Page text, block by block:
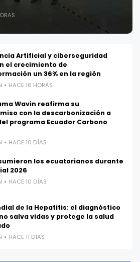
Artificial y ciberseguridad
el crecimiento de
un 36% en la región
HACE 16 HORAS
Wavin reafirma su
con la descarbonización a
programa Ecuador Carbono
HACE 10 DÍAS
los ecuatorianos durante
2026
HACE 10 DÍAS
de la Hepatitis: el diagnóstico
salva vidas y protege la salud
HACE 11 DÍAS